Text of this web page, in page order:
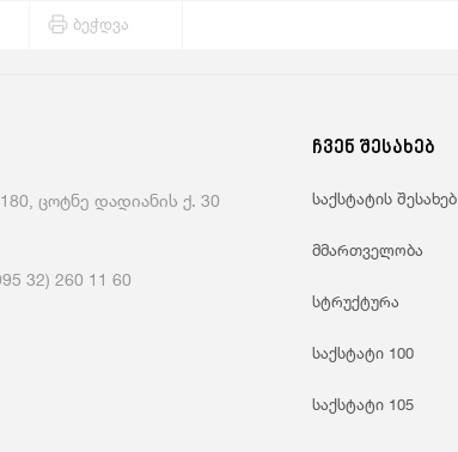
ბეჭდვა
ცოტნე დადიანის ქ. 30
32) 260 11 60
ჩვენ შესახებ
საქსტატის შესახებ
მმართველობა
სტრუქტურა
საქსტატი 100
საქსტატი 105